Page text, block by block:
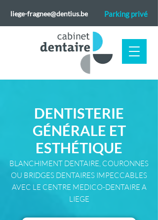
liege-fragnee@dentius.be Parking privé
DENTISTERIE
GÉNÉRALE ET
ESTHÉTIQUE
BLANCHIMENT DENTAIRE, COURONNES
OU BRIDGES DENTAIRES IMPECCABLES
AVEC LE CENTRE MEDICO-DENTAIRE A
LIEGE